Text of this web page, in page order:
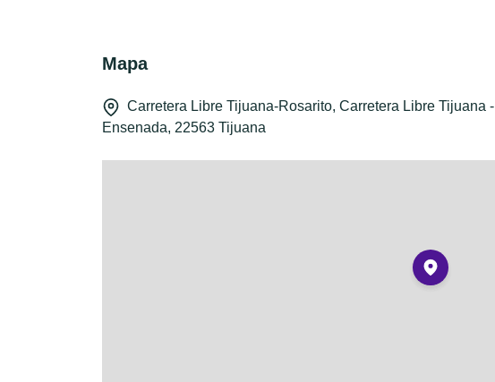
Mapa
Carretera Libre Tijuana-Rosarito, Carretera Libre Tijuana -
Ensenada, 22563 Tijuana